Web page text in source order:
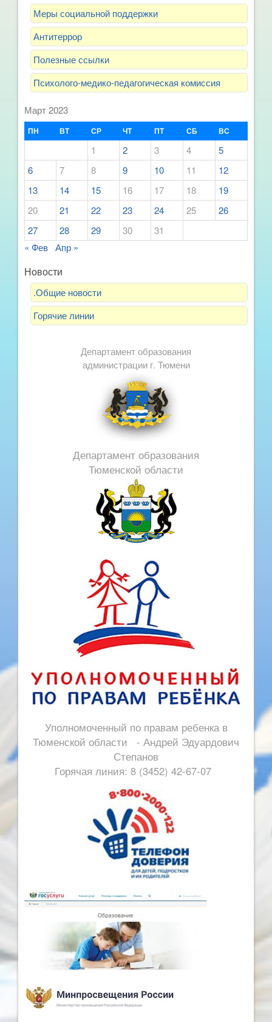
Меры социальной поддержки
Антитеррор
Полезные ссылки
Психолого-медико-педагогическая комиссия
Март 2023
ПН ВТ СР ЧТ ПТ СБ ВС
1 2 3 4
5
6
7 8 9 10 11
12
13
14 15 16 17 18
19
20
21 22 23 24 25
26
27
28 29 30
31
« Фев Апр »
Новости
.Общие новости
Горячие линии
Департамент образования
администрации г. Тюмени
Департамент образования
Тюменской области
Уполномоченный по правам ребенка в
Тюменской области - Андрей Эдуардович
Степанов
Горячая линия: 8 (3452) 42-67-07